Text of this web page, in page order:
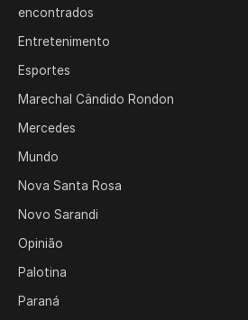
encontrados
Entretenimento
Esportes
Marechal Cândido Rondon
Mercedes
Mundo
Nova Santa Rosa
Novo Sarandi
Opinião
Palotina
Paraná